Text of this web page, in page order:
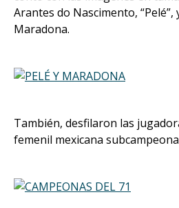
Arantes do Nascimento,
Maradona.
También, desfilaron las
femenil mexicana